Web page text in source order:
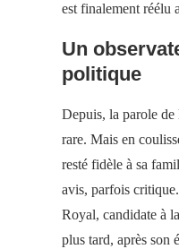
est finalement réélu
Un
politique
Depuis, la parole de
rare. Mais en
resté fidèle à sa
avis, parfois
Royal, candidate à
plus tard, après son